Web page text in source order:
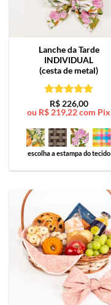
Lanche da Tarde
INDIVIDUAL
(cesta de metal)
Avaliação5
de 5
R$226,00
ou R$ 219,22com Pix
escolha a estampa do tecido